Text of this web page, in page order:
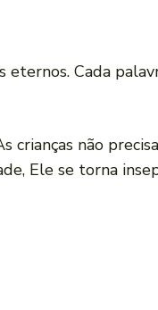
Cada
crianças não
Ele se torna